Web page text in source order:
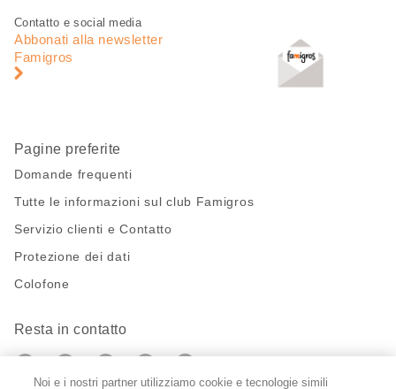
Piè
pagina
Navigazione
pagina
Contatto e social media
Abbonati alla newsletter
Famigros
Pagine preferite
Domande frequenti
Tutte le informazioni sul club Famigros
Servizio clienti e Contatto
Protezione dei dati
Colofone
Resta in contatto
https://twitter.com/migros?
https://www.youtube.com/user/
PinterestInstagram
Noi e i nostri partner utilizziamo cookie e tecnologie simili